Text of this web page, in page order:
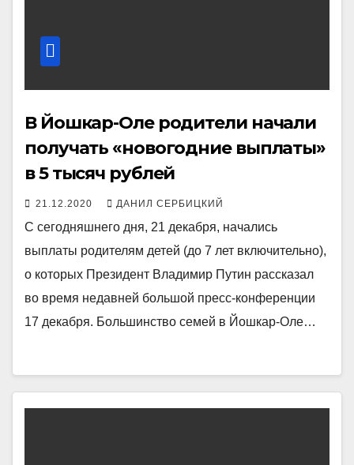
В Йошкар-Оле родители начали
получать «новогодние выплаты»
в 5 тысяч рублей
21.12.2020 ДАНИЛ СЕРБИЦКИЙ
С сегодняшнего дня, 21 декабря, начались
выплаты родителям детей (до 7 лет включительно),
о которых Президент Владимир Путин рассказал
во время недавней большой пресс-конференции
17 декабря. Большинство семей в Йошкар-Оле…